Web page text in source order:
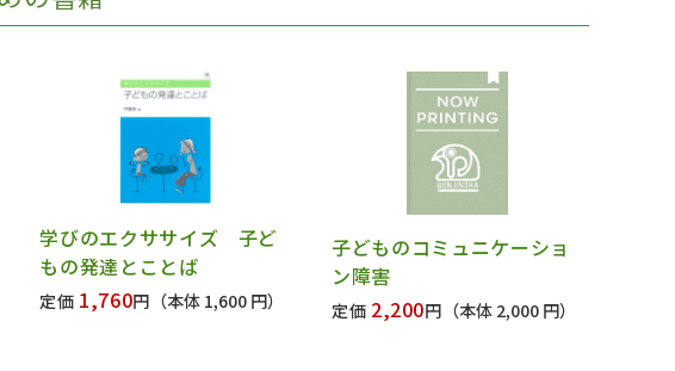
学びのエクササイズ 子ど
もの発達とことば
定価 1,760円 （本体 1,600 円）
子どものコミュニケーショ
ン障害
定価 2,200円 （本体 2,000 円）